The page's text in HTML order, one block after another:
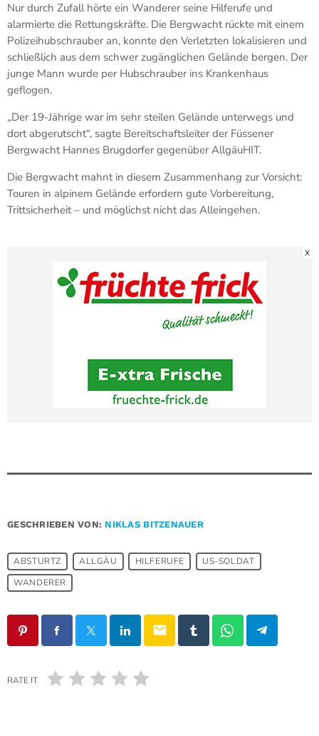
Nur durch Zufall hörte ein Wanderer seine Hilferufe und
alarmierte die Rettungskräfte. Die Bergwacht rückte mit einem
Polizeihubschrauber an, konnte den Verletzten lokalisieren und
schließlich aus dem schwer zugänglichen Gelände bergen. Der
junge Mann wurde per Hubschrauber ins Krankenhaus
geflogen.
„Der 19-Jährige war im sehr steilen Gelände unterwegs und
dort abgerutscht“, sagte Bereitschaftsleiter der Füssener
Bergwacht Hannes Brugdorfer gegenüber AllgäuHIT.
Die Bergwacht mahnt in diesem Zusammenhang zur Vorsicht:
Touren in alpinem Gelände erfordern gute Vorbereitung,
Trittsicherheit – und möglichst nicht das Alleingehen.
X
GESCHRIEBEN VON: NIKLAS BITZENAUER
ABSTURTZ ALLGÄU HILFERUFE
US-SOLDAT
WANDERER
email
RATE IT